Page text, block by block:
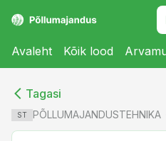
Avaleht Kõik lood
Tagasi
ST PÕLLUMAJANDUSTEHNIKA